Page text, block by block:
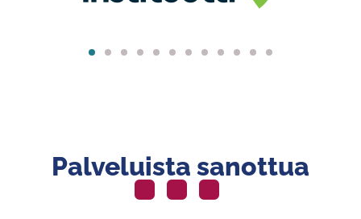
Palveluista sanottua